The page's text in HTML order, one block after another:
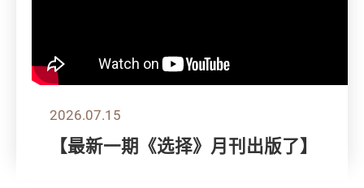
2026.07.15
【最新一期《选择》月刊出版了】